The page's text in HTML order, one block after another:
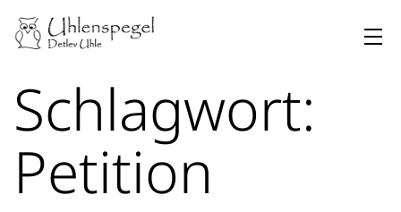
Zum
Inhalt
Schlagwort:
Petition